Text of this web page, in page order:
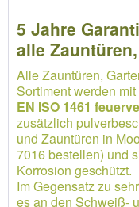
5 Jahre
alle
Alle Zauntüren,
Sortiment werden
EN ISO 1461
zusätzlich
und Zauntüren in
7016 bestellen) und
Korrosion geschützt.
Im Gegensatz zu
es an den Schweiß-